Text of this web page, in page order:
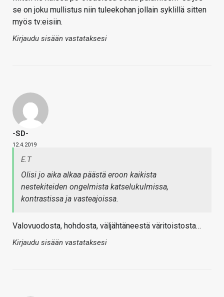
se on joku mullistus niin tuleekohan jollain syklillä sitten
myös tv:eisiin.
Kirjaudu sisään vastataksesi
-SD-
12.4.2019
E.T
Olisi jo aika alkaa päästä eroon kaikista
nestekiteiden ongelmista katselukulmissa,
kontrastissa ja vasteajoissa.
Valovuodosta, hohdosta, väljähtäneestä väritoistosta…
Kirjaudu sisään vastataksesi